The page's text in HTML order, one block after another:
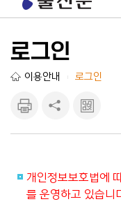
로그인
이용안내 로그인
기
기
크 보
개인정보보호법에
를 운영하고 있습니